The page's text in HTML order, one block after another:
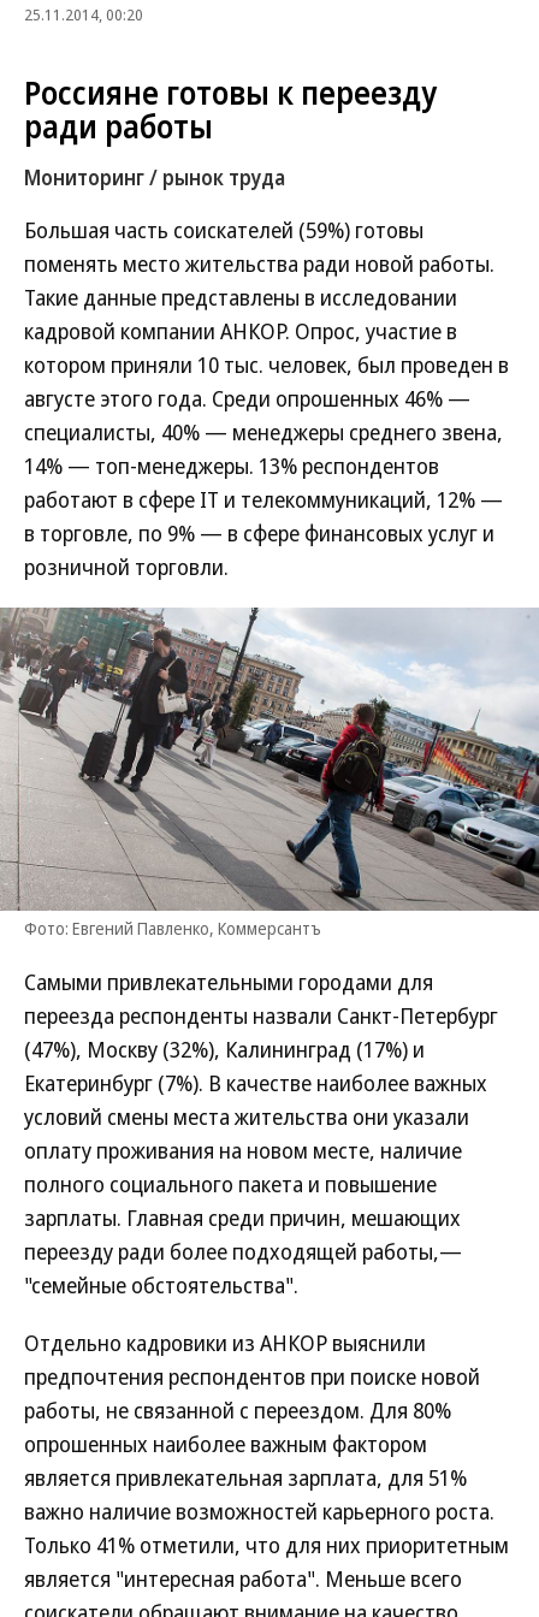
25.11.2014, 00:20
Россияне готовы к переезду
ради работы
Мониторинг / рынок труда
Большая часть соискателей (59%) готовы
поменять место жительства ради новой работы.
Такие данные представлены в исследовании
кадровой компании АНКОР. Опрос, участие в
котором приняли 10 тыс. человек, был проведен в
августе этого года. Среди опрошенных 46% —
специалисты, 40% — менеджеры среднего звена,
14% — топ-менеджеры. 13% респондентов
работают в сфере IT и телекоммуникаций, 12% —
в торговле, по 9% — в сфере финансовых услуг и
розничной торговли.
Фото: Евгений Павленко, Коммерсантъ
Самыми привлекательными городами для
переезда респонденты назвали Санкт-Петербург
(47%), Москву (32%), Калининград (17%) и
Екатеринбург (7%). В качестве наиболее важных
условий смены места жительства они указали
оплату проживания на новом месте, наличие
полного социального пакета и повышение
зарплаты. Главная среди причин, мешающих
переезду ради более подходящей работы,—
"семейные обстоятельства".
Отдельно кадровики из АНКОР выяснили
предпочтения респондентов при поиске новой
работы, не связанной с переездом. Для 80%
опрошенных наиболее важным фактором
является привлекательная зарплата, для 51%
важно наличие возможностей карьерного роста.
Только 41% отметили, что для них приоритетным
является "интересная работа". Меньше всего